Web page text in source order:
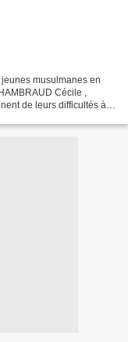
musulmanes en
Cécile ,
de leurs difficultés à